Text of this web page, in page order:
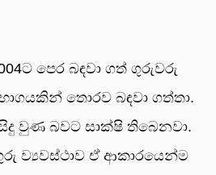
පෙර බඳවා ගත් ගුරුවරු
තොරව බඳවා ගත්තා.
වුණ බවට සාක්ෂි තිබෙනවා.
ව්‍යවස්ථාව ඒ ආකාරයෙන්ම